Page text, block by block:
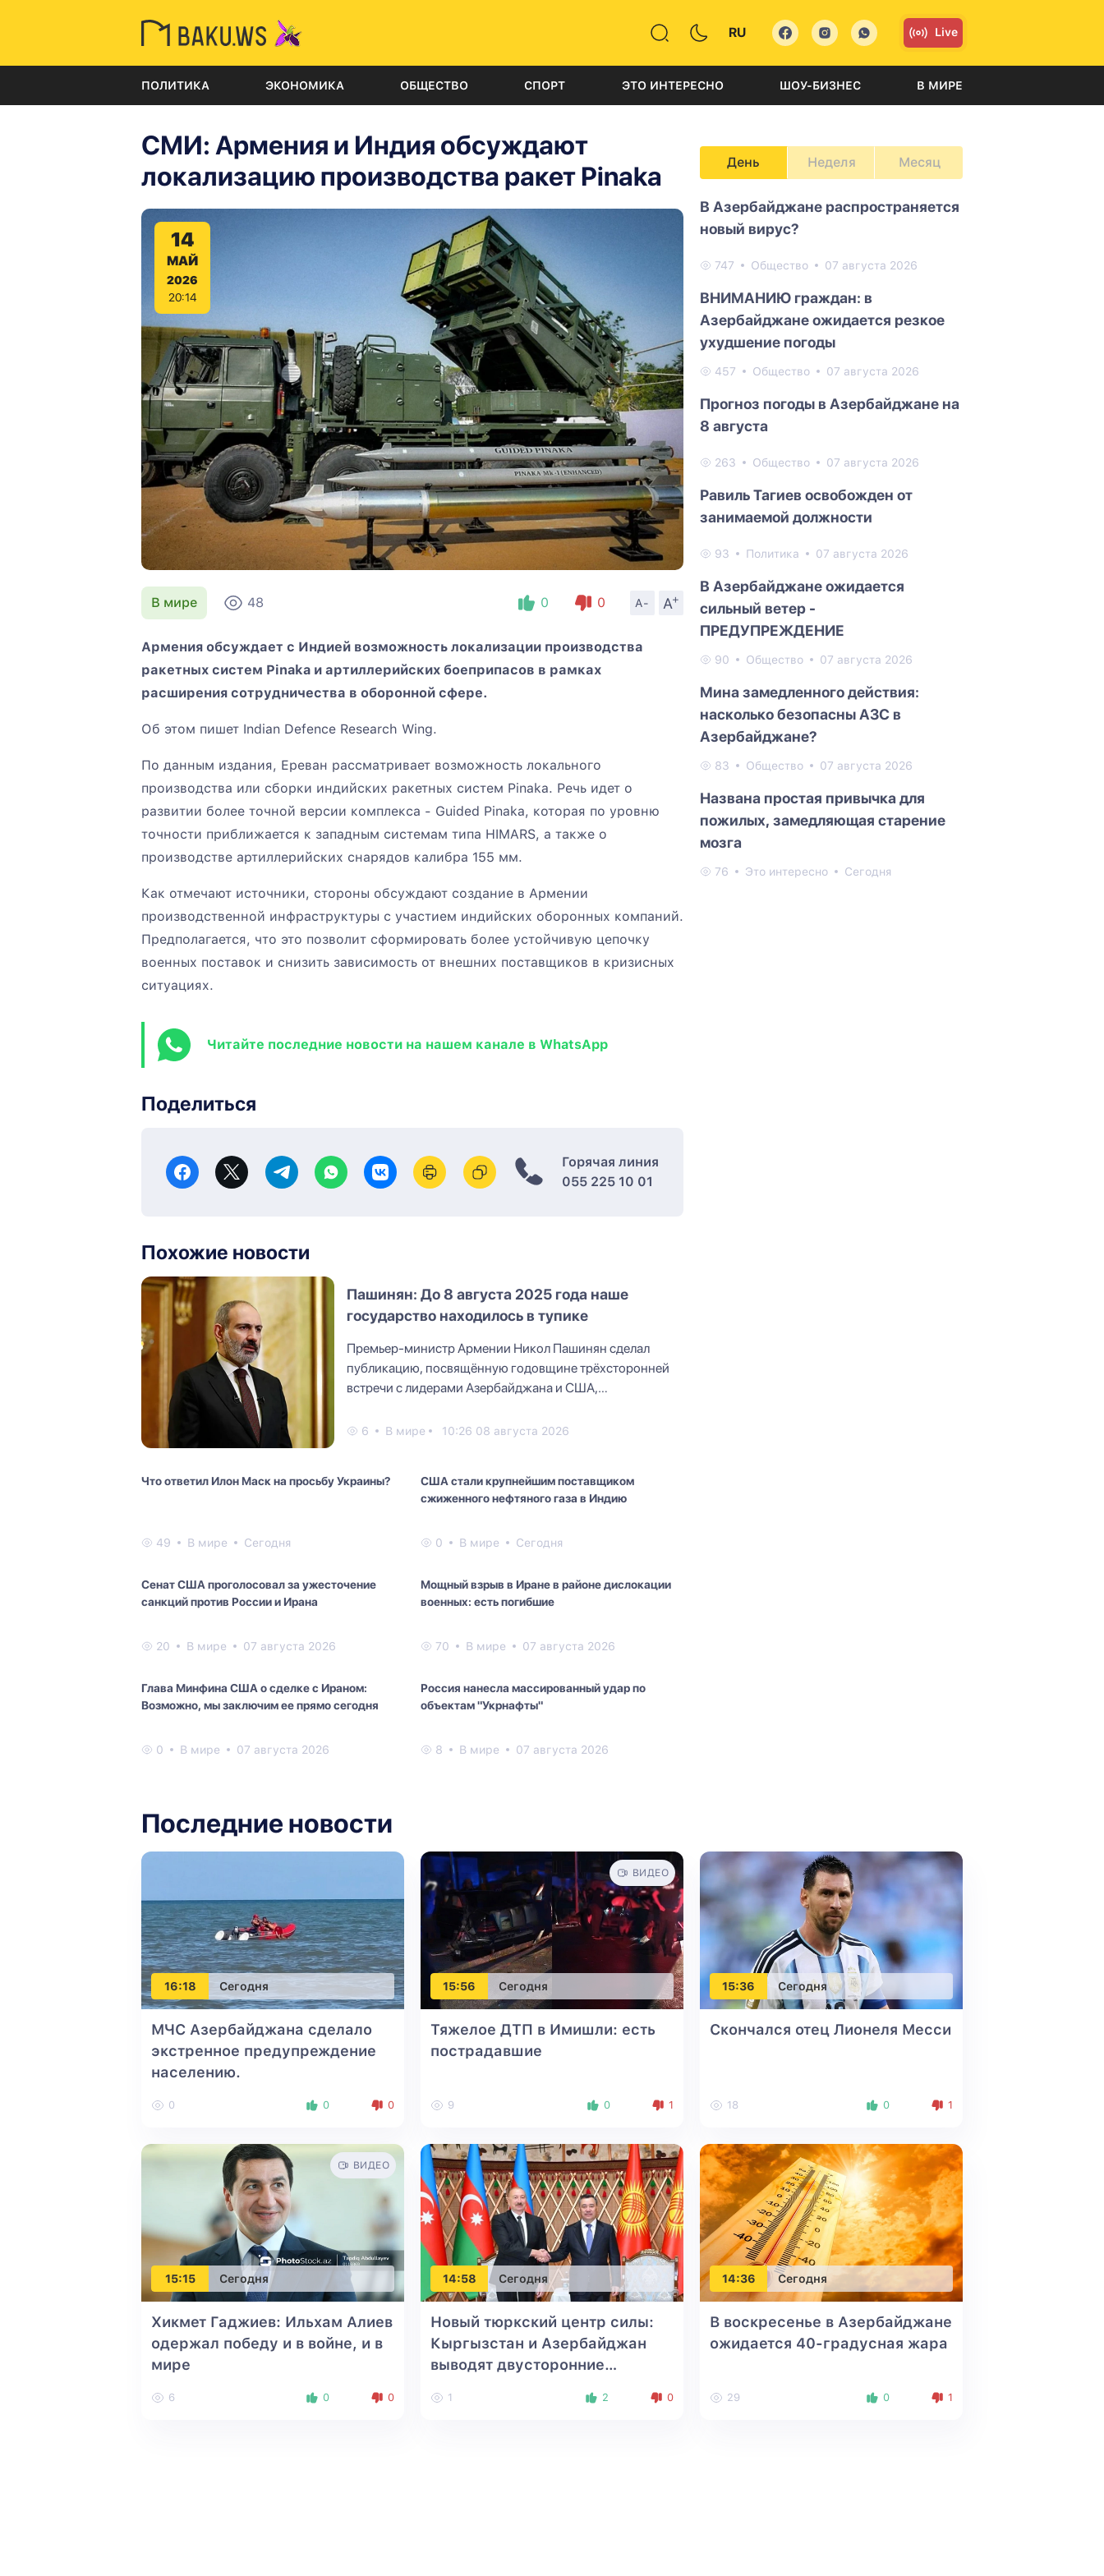
RU Live
ПОЛИТИКА ЭКОНОМИКА ОБЩЕСТВО СПОРТ ЭТО ИНТЕРЕСНО ШОУ-БИЗНЕС В МИРЕ
СМИ: Армения и Индия обсуждают
локализацию производства ракет Pinaka
14
МАЙ
2026
20:14
В мире 48 0 0 A- A
+
Армения обсуждает с Индией возможность локализации производства
ракетных систем Pinaka и артиллерийских боеприпасов в рамках
расширения сотрудничества в оборонной сфере.
Об этом пишет Indian Defence Research Wing.
По данным издания, Ереван рассматривает возможность локального
производства или сборки индийских ракетных систем Pinaka. Речь идет о
развитии более точной версии комплекса - Guided Pinaka, которая по уровню
точности приближается к западным системам типа HIMARS, а также о
производстве артиллерийских снарядов калибра 155 мм.
Как отмечают источники, стороны обсуждают создание в Армении
производственной инфраструктуры с участием индийских оборонных компаний.
Предполагается, что это позволит сформировать более устойчивую цепочку
военных поставок и снизить зависимость от внешних поставщиков в кризисных
ситуациях.
Читайте последние новости на нашем канале в WhatsApp
Поделиться
Горячая линия
055 225 10 01
Похожие новости
Пашинян: До 8 августа 2025 года наше
государство находилось в тупике
Премьер-министр Армении Никол Пашинян сделал
публикацию, посвящённую годовщине трёхсторонней
встречи с лидерами Азербайджана и США,
6 В мире 10:26 08 августа 2026
Что ответил Илон Маск на просьбу Украины?
49 В мире Сегодня
США стали крупнейшим поставщиком
сжиженного нефтяного газа в Индию
0 В мире Сегодня
Сенат США проголосовал за ужесточение
санкций против России и Ирана
20 В мире 07 августа 2026
Мощный взрыв в Иране в районе дислокации
военных: есть погибшие
70 В мире 07 августа 2026
Глава Минфина США о сделке с Ираном:
Возможно, мы заключим ее прямо сегодня
0 В мире 07 августа 2026
Россия нанесла массированный удар по
объектам "Укрнафты"
8 В мире 07 августа 2026
День Неделя Месяц
В Азербайджане распространяется
новый вирус?
747 Общество 07 августа 2026
ВНИМАНИЮ граждан: в
Азербайджане ожидается резкое
ухудшение погоды
457 Общество 07 августа 2026
Прогноз погоды в Азербайджане на
8 августа
263 Общество 07 августа 2026
Равиль Тагиев освобожден от
занимаемой должности
93 Политика 07 августа 2026
В Азербайджане ожидается
сильный ветер -
ПРЕДУПРЕЖДЕНИЕ
90 Общество 07 августа 2026
Мина замедленного действия:
насколько безопасны АЗС в
Азербайджане?
83 Общество 07 августа 2026
Названа простая привычка для
пожилых, замедляющая старение
мозга
76 Это интересно Сегодня
Последние новости
16:18 Сегодня
МЧС Азербайджана сделало
экстренное предупреждение
населению.
0 0 0
15:56 Сегодня
ВИДЕО
Тяжелое ДТП в Имишли: есть
пострадавшие
9 0 1
15:36 Сегодня
Скончался отец Лионеля Месси
18 0 1
15:15 Сегодня
ВИДЕО
Хикмет Гаджиев: Ильхам Алиев
одержал победу и в войне, и в
мире
6 0 0
14:58 Сегодня
Новый тюркский центр силы:
Кыргызстан и Азербайджан
выводят двусторонние
союзничества
1 2 0
14:36 Сегодня
В воскресенье в Азербайджане
ожидается 40-градусная жара
29 0 1